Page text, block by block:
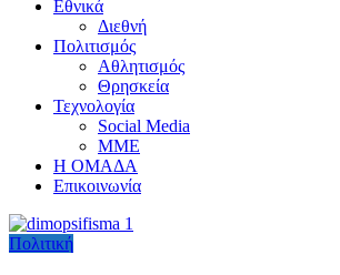
Εθνικά
Διεθνή
Πολιτισμός
Αθλητισμός
Θρησκεία
Τεχνολογία
Social Media
ΜΜΕ
Η ΟΜΑΔΑ
Επικοινωνία
Πολιτική